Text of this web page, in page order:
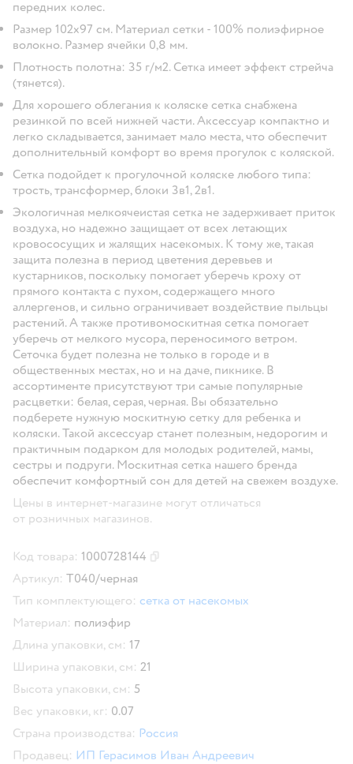
передних колес.
Размер 102х97 см. Материал сетки - 100% полиэфирное
волокно. Размер ячейки 0,8 мм.
Плотность полотна: 35 г/м2. Сетка имеет эффект стрейча
(тянется).
Для хорошего облегания к коляске сетка снабжена
резинкой по всей нижней части. Аксессуар компактно и
легко складывается, занимает мало места, что обеспечит
дополнительный комфорт во время прогулок с коляской.
Сетка подойдет к прогулочной коляске любого типа:
трость, трансформер, блоки 3в1, 2в1.
Экологичная мелкоячеистая сетка не задерживает приток
воздуха, но надежно защищает от всех летающих
кровососущих и жалящих насекомых. К тому же, такая
защита полезна в период цветения деревьев и
кустарников, поскольку помогает уберечь кроху от
прямого контакта с пухом, содержащего много
аллергенов, и сильно ограничивает воздействие пыльцы
растений. А также противомоскитная сетка помогает
уберечь от мелкого мусора, переносимого ветром.
Сеточка будет полезна не только в городе и в
общественных местах, но и на даче, пикнике. В
ассортименте присутствуют три самые популярные
расцветки: белая, серая, черная. Вы обязательно
подберете нужную москитную сетку для ребенка и
коляски. Такой аксессуар станет полезным, недорогим и
практичным подарком для молодых родителей, мамы,
сестры и подруги. Москитная сетка нашего бренда
обеспечит комфортный сон для детей на свежем воздухе.
Цены в интернет-магазине могут отличаться
от розничных магазинов.
Код товара: 1000728144
Артикул: Т040/черная
Тип комплектующего: сетка от насекомых
Материал: полиэфир
Длина упаковки, см: 17
Ширина упаковки, см: 21
Высота упаковки, см: 5
Вес упаковки, кг: 0.07
Страна производства: Россия
Продавец: ИП Герасимов Иван Андреевич